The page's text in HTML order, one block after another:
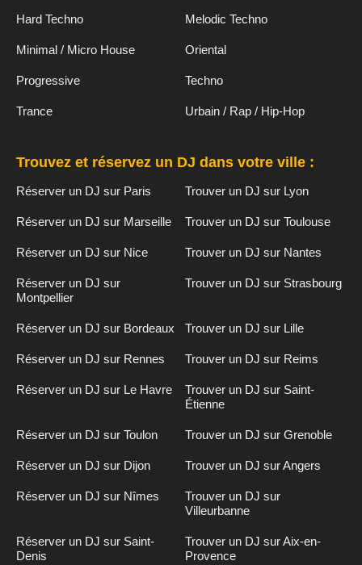
Hard Techno Melodic Techno
Minimal / Micro House Oriental
Progressive Techno
Trance Urbain / Rap / Hip-Hop
Trouvez et réservez un DJ dans votre ville :
Réserver un DJ sur Paris Trouver un DJ sur Lyon
Réserver un DJ sur Marseille Trouver un DJ sur Toulouse
Réserver un DJ sur Nice Trouver un DJ sur Nantes
Réserver un DJ sur
Montpellier
Trouver un DJ sur Strasbourg
Réserver un DJ sur Bordeaux Trouver un DJ sur Lille
Réserver un DJ sur Rennes Trouver un DJ sur Reims
Réserver un DJ sur Le Havre
Trouver un DJ sur Saint-
Étienne
Réserver un DJ sur Toulon Trouver un DJ sur Grenoble
Réserver un DJ sur Dijon Trouver un DJ sur Angers
Réserver un DJ sur Nîmes
Trouver un DJ sur
Villeurbanne
Réserver un DJ sur Saint-
Denis
Trouver un DJ sur Aix-en-
Provence